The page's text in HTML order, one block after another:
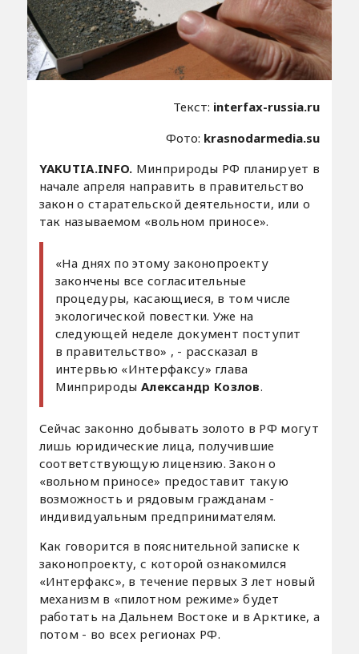
Текст: interfax-russia.ru
Фото: krasnodarmedia.su
YAKUTIA.INFO. Минприроды РФ планирует в
начале апреля направить в правительство
закон о старательской деятельности, или о
так называемом «вольном приносе».
«На днях по этому законопроекту
закончены все согласительные
процедуры, касающиеся, в том числе
экологической повестки. Уже на
следующей неделе документ поступит
в правительство» , - рассказал в
интервью «Интерфаксу» глава
Минприроды Александр Козлов.
Сейчас законно добывать золото в РФ могут
лишь юридические лица, получившие
соответствующую лицензию. Закон о
«вольном приносе» предоставит такую
возможность и рядовым гражданам -
индивидуальным предпринимателям.
Как говорится в пояснительной записке к
законопроекту, с которой ознакомился
«Интерфакс», в течение первых 3 лет новый
механизм в «пилотном режиме» будет
работать на Дальнем Востоке и в Арктике, а
потом - во всех регионах РФ.